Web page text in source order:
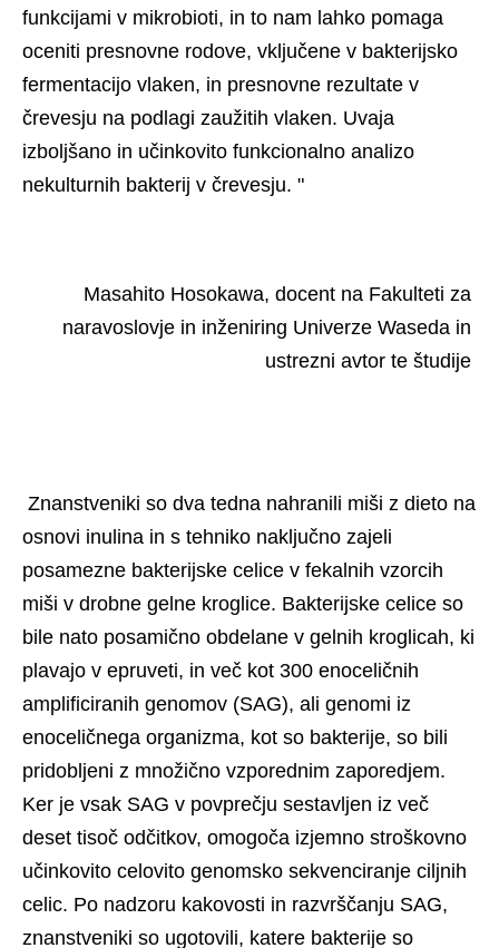
funkcijami v mikrobioti, in to nam lahko pomaga
oceniti presnovne rodove, vključene v bakterijsko
fermentacijo vlaken, in presnovne rezultate v
črevesju na podlagi zaužitih vlaken. Uvaja
izboljšano in učinkovito funkcionalno analizo
nekulturnih bakterij v črevesju. "
naravoslovje in inženiring Univerze Waseda in
ustrezni avtor te študije
osnovi inulina in s tehniko naključno zajeli
posamezne bakterijske celice v fekalnih vzorcih
miši v drobne gelne kroglice. Bakterijske celice so
bile nato posamično obdelane v gelnih kroglicah, ki
plavajo v epruveti, in več kot 300 enoceličnih
amplificiranih genomov (SAG), ali genomi iz
enoceličnega organizma, kot so bakterije, so bili
pridobljeni z množično vzporednim zaporedjem.
Ker je vsak SAG v povprečju sestavljen iz več
deset tisoč odčitkov, omogoča izjemno stroškovno
učinkovito celovito genomsko sekvenciranje ciljnih
celic. Po nadzoru kakovosti in razvrščanju SAG,
znanstveniki so ugotovili, katere bakterije so